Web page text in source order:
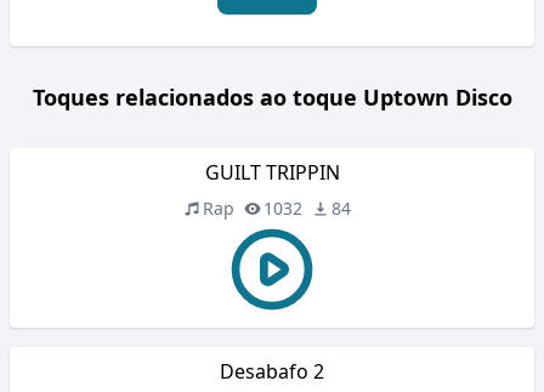
Toques relacionados ao toque Uptown Disco
GUILT TRIPPIN
Rap 1032 84
Desabafo 2